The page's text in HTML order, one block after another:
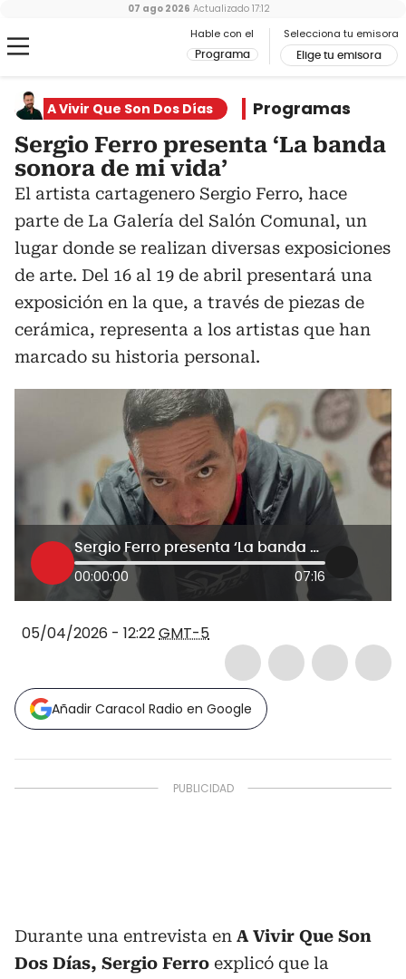
Hable con el
Programa
Selecciona tu emisora
Elige tu emisora
07 ago 2026 Actualizado 17:12
A Vivir Que Son Dos Días Programas
Sergio Ferro presenta ‘La banda
sonora de mi vida’
El artista cartagenero Sergio Ferro, hace
parte de La Galería del Salón Comunal, un
lugar donde se realizan diversas exposiciones
de arte. Del 16 al 19 de abril presentará una
exposición en la que, a través de piezas de
cerámica, representa a los artistas que han
marcado su historia personal.
Sergio Ferro presenta ‘La banda sonora de mi vida’
00:00:00 07:16
05/04/2026 - 12:22GMT-5
Añadir Caracol Radio en Google
Durante una entrevista en A Vivir Que Son
Dos Días, Sergio Ferro explicó que la